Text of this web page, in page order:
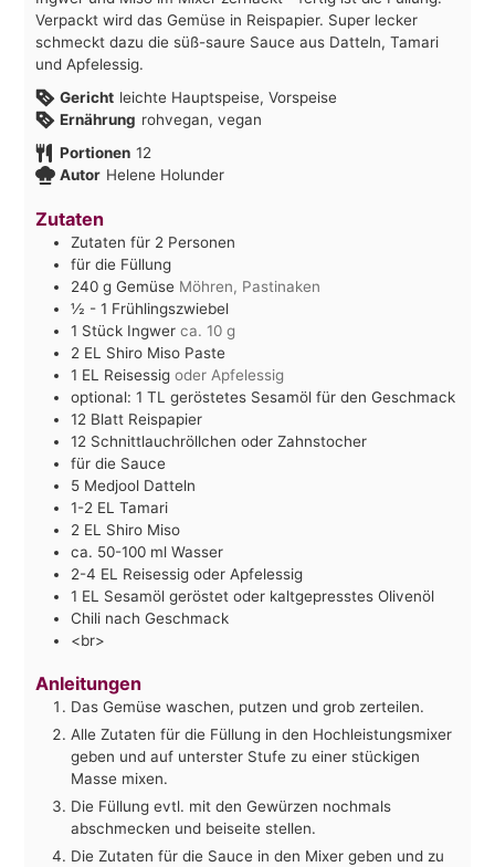
Verpackt wird das Gemüse in Reispapier. Super lecker
schmeckt dazu die süß-saure Sauce aus Datteln, Tamari
und Apfelessig.
Gericht leichte Hauptspeise, Vorspeise
Ernährung rohvegan, vegan
Portionen 12
Autor Helene Holunder
Zutaten
Zutaten für 2 Personen
für die Füllung
240 g Gemüse Möhren, Pastinaken
½ - 1 Frühlingszwiebel
1 Stück Ingwer ca. 10 g
2 EL Shiro Miso Paste
1 EL Reisessig oder Apfelessig
optional: 1 TL geröstetes Sesamöl für den Geschmack
12 Blatt Reispapier
12 Schnittlauchröllchen oder Zahnstocher
für die Sauce
5 Medjool Datteln
1-2 EL Tamari
2 EL Shiro Miso
ca. 50-100 ml Wasser
2-4 EL Reisessig oder Apfelessig
1 EL Sesamöl geröstet oder kaltgepresstes Olivenöl
Chili nach Geschmack
<br>
Anleitungen
Das Gemüse waschen, putzen und grob zerteilen.
Alle Zutaten für die Füllung in den Hochleistungsmixer
geben und auf unterster Stufe zu einer stückigen
Masse mixen.
Die Füllung evtl. mit den Gewürzen nochmals
abschmecken und beiseite stellen.
Die Zutaten für die Sauce in den Mixer geben und zu